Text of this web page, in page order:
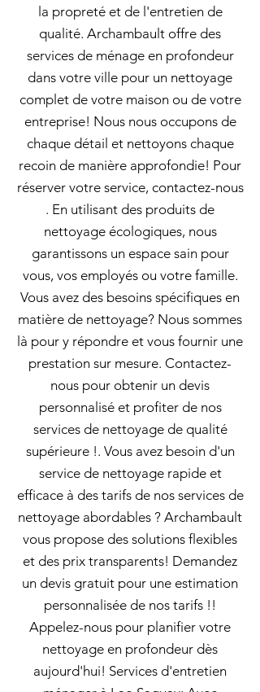
la propreté et de l'entretien de
qualité. Archambault offre des
services de ménage en profondeur
dans votre ville pour un nettoyage
complet de votre maison ou de votre
entreprise! Nous nous occupons de
chaque détail et nettoyons chaque
recoin de manière approfondie! Pour
réserver votre service, contactez-nous
. En utilisant des produits de
nettoyage écologiques, nous
garantissons un espace sain pour
vous, vos employés ou votre famille.
Vous avez des besoins spécifiques en
matière de nettoyage? Nous sommes
là pour y répondre et vous fournir une
prestation sur mesure. Contactez-
nous pour obtenir un devis
personnalisé et profiter de nos
services de nettoyage de qualité
supérieure !. Vous avez besoin d'un
service de nettoyage rapide et
efficace à des tarifs de nos services de
nettoyage abordables ? Archambault
vous propose des solutions flexibles
et des prix transparents! Demandez
un devis gratuit pour une estimation
personnalisée de nos tarifs !!
Appelez-nous pour planifier votre
nettoyage en profondeur dès
aujourd'hui! Services d'entretien